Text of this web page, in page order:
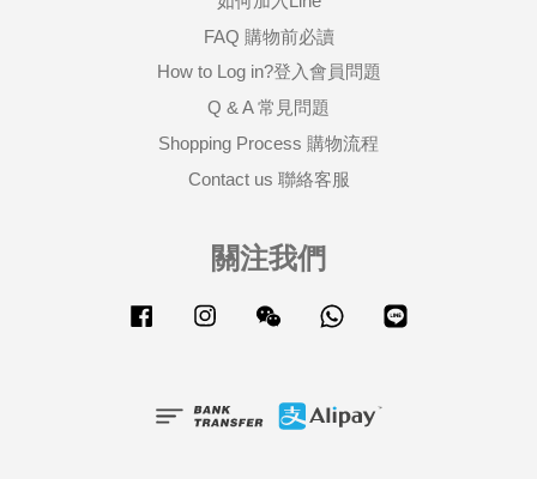
FAQ 購物前必讀
How to Log in?登入會員問題
Q & A 常見問題
Shopping Process 購物流程
Contact us 聯絡客服
關注我們
Facebook Instagram Wechat Whatsapp